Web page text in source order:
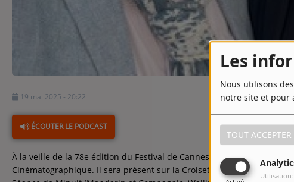
Les
Nous utilisons
notre site et pour
TOUT ACCEPTER
19 mai 2025 - 20:22
ÉCOUTER LE PODCAST
À la veille de la 78e édition du Festival de Cannes, rencontre avec
Cinématographique. Il sera présent sur la Croisette avec pas moins de